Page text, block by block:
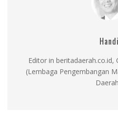
Handi
Editor in beritadaerah.co.id,
(Lembaga Pengembangan